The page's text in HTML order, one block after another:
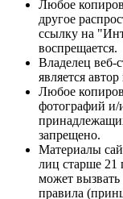
Любое
другое
ссылку на
воспрещается.
Владелец веб-
является
Любое
фотографий и/
запрещено.
Материалы
лиц старше 21
может
правила